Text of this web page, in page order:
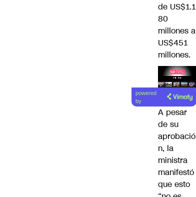
de US$1.1
80
millones a
US$451
millones.
Lea el
artículo
powered
by
A pesar
de su
aprobació
n, la
ministra
manifestó
que esto